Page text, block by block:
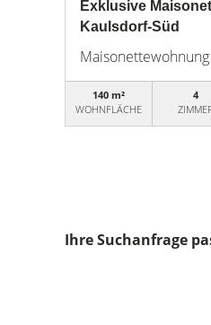
Exklusive
Kaulsdorf-Süd
Maisonettewohnung
140 m²
WOHNFLÄCHE
4
Ihre Suchanfrage